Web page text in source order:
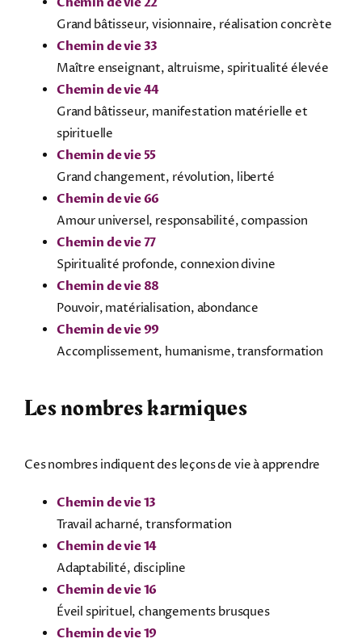
Grand bâtisseur, visionnaire, réalisation concrète
Chemin de vie 33
Maître enseignant, altruisme, spiritualité élevée
Chemin de vie 44
Grand bâtisseur, manifestation matérielle et
spirituelle
Chemin de vie 55
Grand changement, révolution, liberté
Chemin de vie 66
Amour universel, responsabilité, compassion
Chemin de vie 77
Spiritualité profonde, connexion divine
Chemin de vie 88
Pouvoir, matérialisation, abondance
Chemin de vie 99
Accomplissement, humanisme, transformation
Les nombres karmiques
Ces nombres indiquent des leçons de vie à apprendre
Chemin de vie 13
Travail acharné, transformation
Chemin de vie 14
Adaptabilité, discipline
Chemin de vie 16
Éveil spirituel, changements brusques
Chemin de vie 19